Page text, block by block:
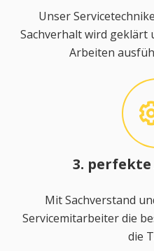
Unser
Sachverhalt wird geklärt
Arbeiten
3.
Mit Sachverstand
Servicemitarbeiter die
die